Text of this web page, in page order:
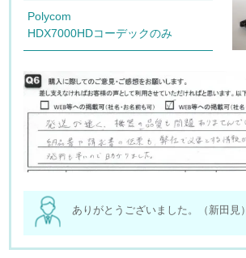
Polycom
HDX7000HDコーデックのみ
ありがとうございました。（新田見）